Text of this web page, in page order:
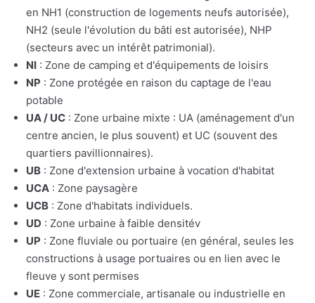
en NH1 (construction de logements neufs autorisée),
NH2 (seule l'évolution du bâti est autorisée), NHP
(secteurs avec un intérêt patrimonial).
NI : Zone de camping et d'équipements de loisirs
NP : Zone protégée en raison du captage de l'eau
potable
UA / UC : Zone urbaine mixte : UA (aménagement d'un
centre ancien, le plus souvent) et UC (souvent des
quartiers pavillionnaires).
UB : Zone d'extension urbaine à vocation d'habitat
UCA : Zone paysagère
UCB : Zone d'habitats individuels.
UD : Zone urbaine à faible densitév
UP : Zone fluviale ou portuaire (en général, seules les
constructions à usage portuaires ou en lien avec le
fleuve y sont permises
UE : Zone commerciale, artisanale ou industrielle en